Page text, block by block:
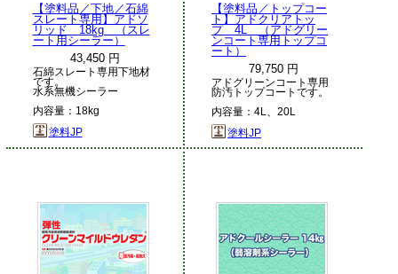
【塗料品／下地／石綿
スレート専用】アドソ
リッド 18kg （スレ
ート用シーラー）
43,450 円
石綿スレート専用下地材
です。
水系無機シーラー
内容量：18kg
塗料JP
【塗料品／トップコー
ト】アドクリアトッ
プ 4L （アドグリー
ンコート専用トップコ
ート）
79,750 円
アドグリーンコート専用
防汚トップコートです。
内容量：4L、20L
塗料JP